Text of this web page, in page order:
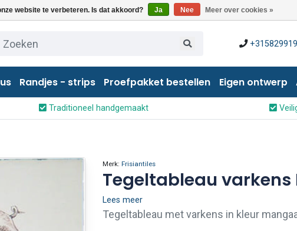
website te verbeteren. Is dat akkoord? Ja Nee Meer over cookies »
Randjes - strips Proefpakket bestellen Eigen ontwerp
Traditioneel handgemaakt
Merk: Frisiantiles
Tegeltableau varkens
Lees meer
Tegeltableau met varkens in kleur